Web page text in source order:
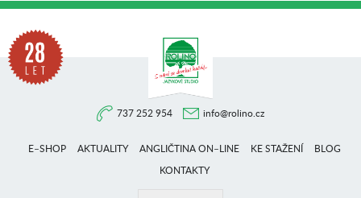
737 252 954 info@rolino.cz
E–SHOP AKTUALITY ANGLIČTINA ON–LINE KE STAŽENÍ
BLOG
KONTAKTY